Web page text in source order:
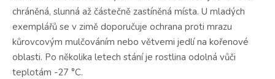
chráněná, slunná až částečně zastíněná místa. U mladých
exemplářů se v zimě doporučuje ochrana proti mrazu
kůrovcovým mulčováním nebo větvemi jedlí na kořenové
oblasti. Po několika letech stání je rostlina odolná vůči
teplotám -27 °C.